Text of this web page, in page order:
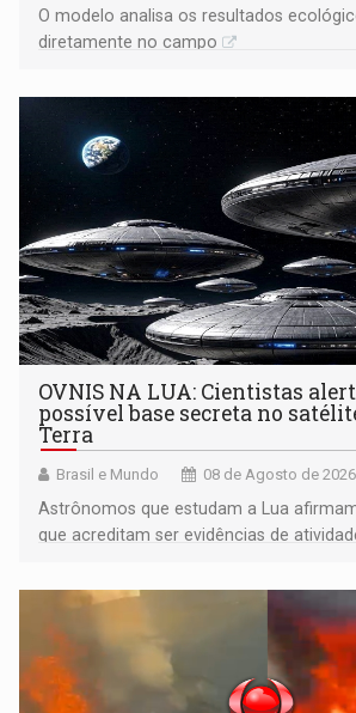
O modelo analisa os resultados
diretamente no campo
OVNIS NA LUA: Cientistas
possível base secreta no
Terra
Brasil e Mundo 08 de Agosto de
Astrônomos que estudam a Lua
que acreditam ser evidências de
órbita